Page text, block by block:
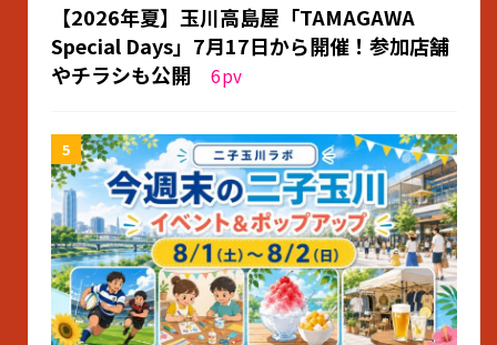
【2026年夏】玉川高島屋「TAMAGAWA
Special Days」7月17日から開催！参加店舗
やチラシも公開
6pv